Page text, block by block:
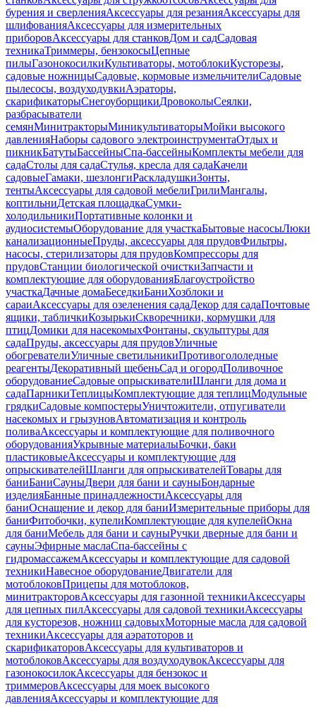
бурения и сверленияАксессуары для резанияАксессуары для
шлифованияАксессуары для измерительных
приборовАксессуары для станковДом и садСадовая
техникаТриммеры, бензокосыЦепные
пилыГазонокосилкиКультиваторы, мотоблокиКусторезы,
садовые ножницыСадовые, кормовые измельчителиСадовые
пылесосы, воздуходувкиАэраторы,
скарификаторыСнегоуборщикиДровоколыСеялки,
разбрасыватели
семянМинитракторыМиникультиваторыМойки высокого
давленияНаборы садового электроинструментаОтдых и
пикникБатутыБассейныСпа-бассейныКомплекты мебели для
садаСтолы для садаСтулья, кресла для садаКачели
садовыеГамаки, шезлонгиРаскладушкиЗонты,
тентыАксессуары для садовой мебелиГрилиМангалы,
коптильниДетская площадкаСумки-
холодильникиПортативные колонки и
аудиосистемыОборудование для участкаБытовые насосыЛюки
канализационныеПруды, аксессуары для прудовФильтры,
насосы, стерилизаторы для прудовКомпрессоры для
прудовСтанции биологической очисткиЗапчасти и
комплектующие для оборудованияБлагоустройство
участкаДачные домаБеседкиБаниХозблоки и
сараиАксессуары для озеленения садаДекор для садаПочтовые
ящики, табличкиКозырькиСкворечники, кормушки для
птицДомики для насекомыхФонтаны, скульптуры для
садаПруды, аксессуары для прудовУличные
обогревателиУличные светильникиПротивогололедные
реагентыДекоративный щебеньСад и огородПоливочное
оборудованиеСадовые опрыскивателиШланги для дома и
садаПарникиТеплицыКомплектующие для теплицМодульные
грядкиСадовые компостерыУничтожители, отпугиватели
насекомых и грызуновАвтоматизация и контроль
поливаАксессуары и комплектующие для поливочного
оборудованияУкрывные материалыБочки, баки
пластиковыеАксессуары и комплектующие для
опрыскивателейШланги для опрыскивателейТовары для
баниБаниСауныДвери для бани и сауныБондарные
изделияБанные принадлежностиАксессуары для
баниОснащение и декор для баниИзмерительные приборы для
баниФитобочки, купелиКомплектующие для купелейОкна
для баниМебель для бани и сауныРучки дверные для бани и
сауныЭфирные маслаСпа-бассейны с
гидромассажемАксессуары и комплектующие для садовой
техникиНавесное оборудованиеДвигатели для
мотоблоковПрицепы для мотоблоков,
минитракторовАксессуары для газонной техникиАксессуары
для цепных пилАксессуары для садовой техникиАксессуары
для кусторезов, ножниц садовыхМоторные масла для садовой
техникиАксессуары для аэратоторов и
скарификаторовАксессуары для культиваторов и
мотоблоковАксессуары для воздуходувокАксессуары для
газонокосилокАксессуары для бензокос и
триммеровАксессуары для моек высокого
давленияАксессуары и комплектующие для